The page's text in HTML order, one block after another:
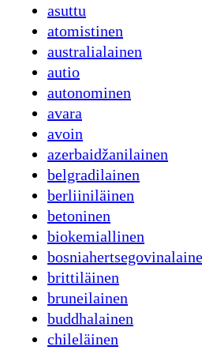
asuttu
atomistinen
australialainen
autio
autonominen
avara
avoin
azerbaidžanilainen
belgradilainen
berliiniläinen
betoninen
biokemiallinen
brittiläinen
bruneilainen
buddhalainen
chileläinen